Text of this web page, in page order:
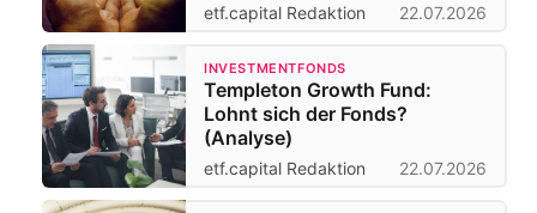
etf.capital Redaktion 22.07.2026
INVESTMENTFONDS
Templeton Growth Fund:
Lohnt sich der Fonds?
(Analyse)
etf.capital Redaktion 22.07.2026